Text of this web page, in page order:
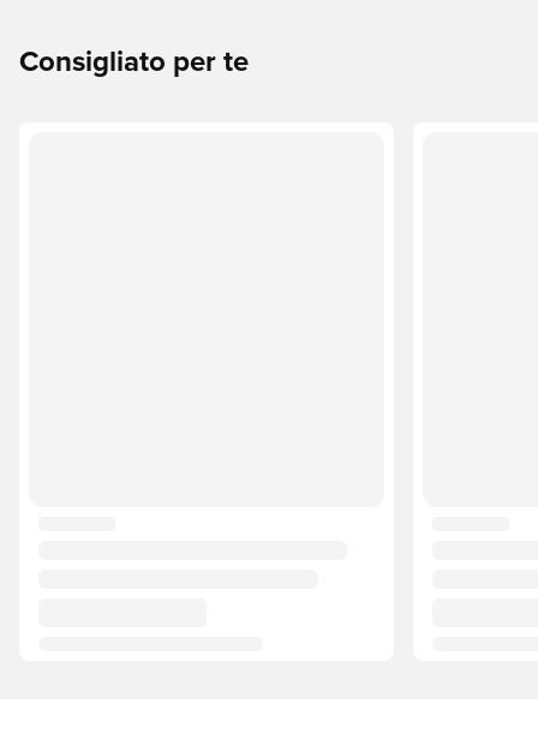
Consigliato per te